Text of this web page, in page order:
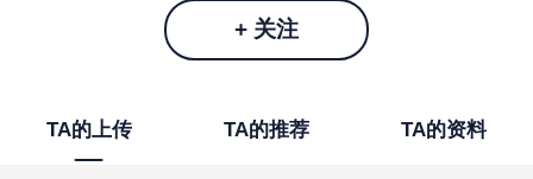
+ 关注
TA的上传 TA的推荐 TA的资料